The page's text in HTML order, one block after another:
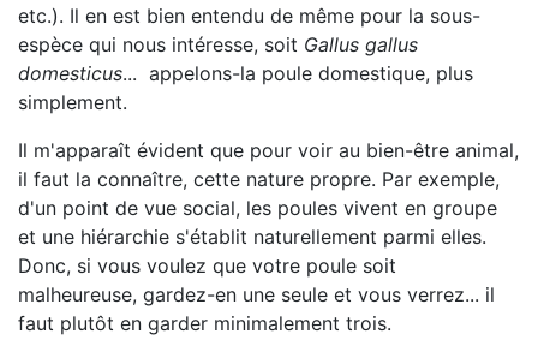
etc.). Il en est bien entendu de même pour la sous-
espèce qui nous intéresse, soit Gallus gallus
domesticus... appelons-la poule domestique, plus
simplement.
Il m'apparaît évident que pour voir au bien-être animal,
il faut la connaître, cette nature propre. Par exemple,
d'un point de vue social, les poules vivent en groupe
et une hiérarchie s'établit naturellement parmi elles.
Donc, si vous voulez que votre poule soit
malheureuse, gardez-en une seule et vous verrez... il
faut plutôt en garder minimalement trois.